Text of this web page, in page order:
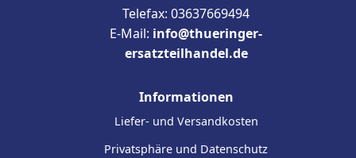
Telefax: 03637669494
E-Mail: info@thueringer-
ersatzteilhandel.de
Informationen
Liefer- und Versandkosten
Privatsphäre und Datenschutz